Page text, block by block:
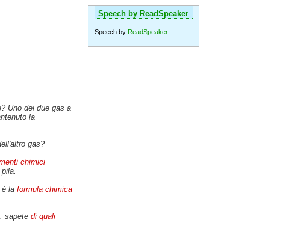
Speech by ReadSpeaker
Speech by ReadSpeaker
Uno dei due gas a
la
gas?
chimici
è la formula chimica
sapete di quali